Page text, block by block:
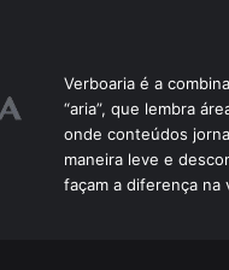
Verboaria é a
“aria”, que lembra
onde conteúdos
maneira leve e
façam a diferença na